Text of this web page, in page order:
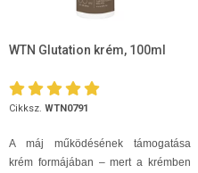
WTN Glutation krém, 100ml
Cikksz. WTN0791
A máj működésének támogatása
krém formájában – mert a krémben